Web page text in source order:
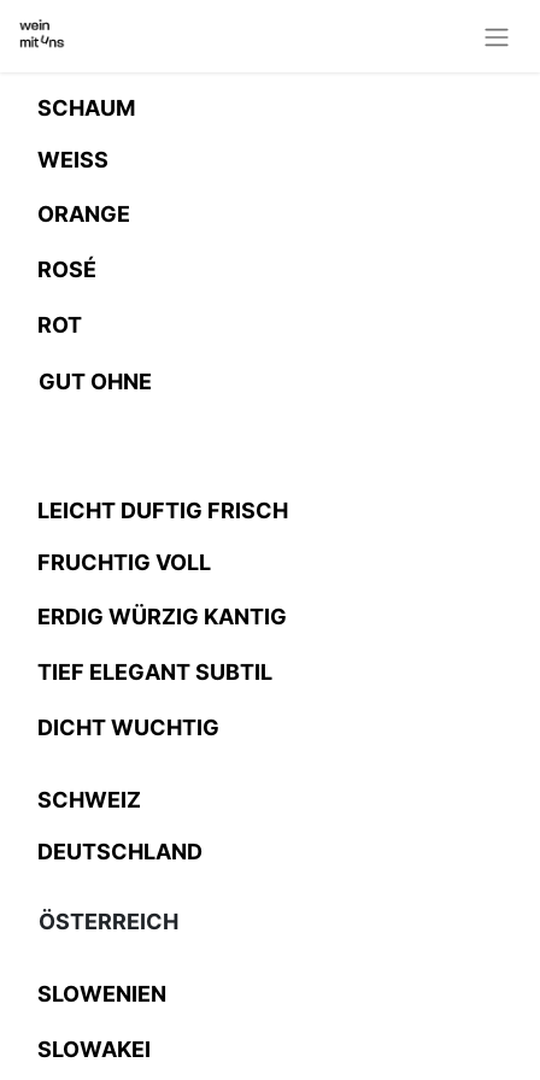
SCHAUM
WEISS
ORANGE
ROSÉ
ROT
GUT OHNE
LEICHT DUFTIG FRISCH
FRUCHTIG VOLL
ERDIG WÜRZIG KANTIG
TIEF ELEGANT SUBTIL
DICHT WUCHTIG
SCHWEIZ
DEUTSCHLAND
ÖSTERREICH
SLOWENIEN
SLOWAKEI